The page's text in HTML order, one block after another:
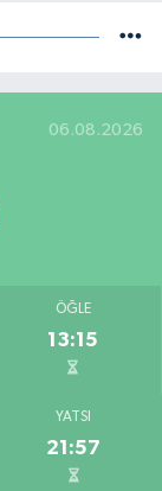
06.08.2026
ÖĞLE
13:15
YATSI
21:57